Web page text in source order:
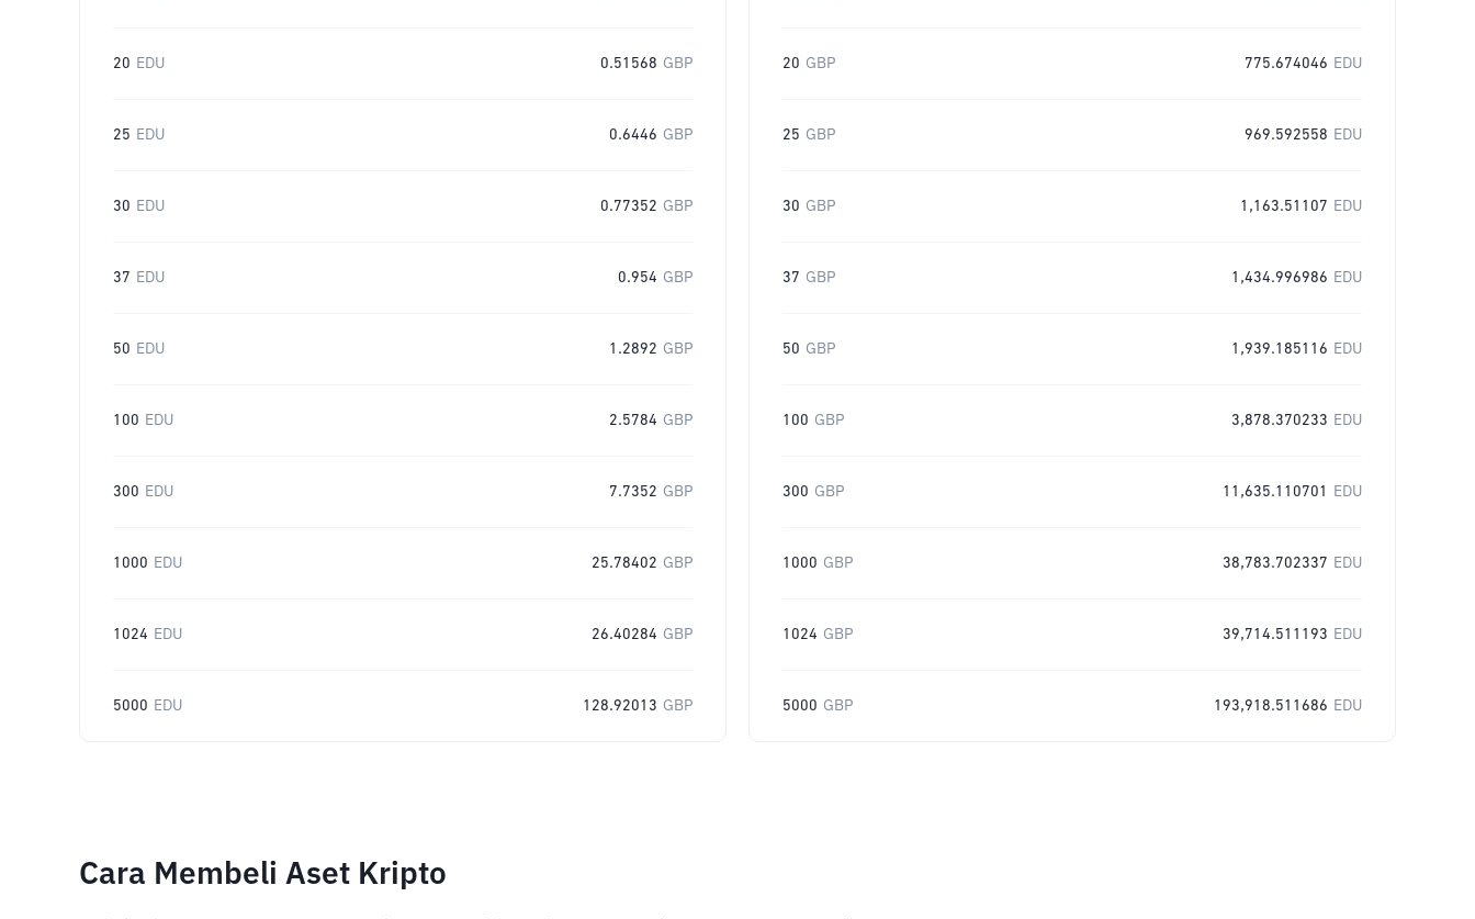
20 EDU 0.51568 GBP
25 EDU 0.6446 GBP
30 EDU 0.77352 GBP
37 EDU 0.954 GBP
50 EDU 1.2892 GBP
100 EDU 2.5784 GBP
300 EDU 7.7352 GBP
1000 EDU 25.78402 GBP
1024 EDU 26.40284 GBP
5000 EDU 128.92013 GBP
20 GBP 775.674046 EDU
25 GBP 969.592558 EDU
30 GBP 1,163.51107 EDU
37 GBP 1,434.996986 EDU
50 GBP 1,939.185116 EDU
100 GBP 3,878.370233 EDU
300 GBP 11,635.110701 EDU
1000 GBP 38,783.702337 EDU
1024 GBP 39,714.511193 EDU
5000 GBP 193,918.511686 EDU
Cara Membeli Aset Kripto